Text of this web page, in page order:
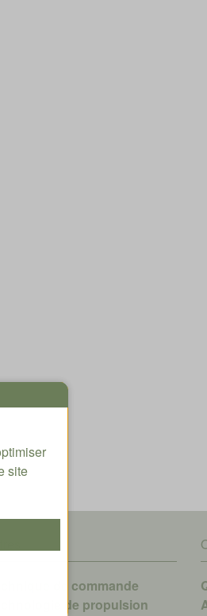
de commande
de propulsion
site